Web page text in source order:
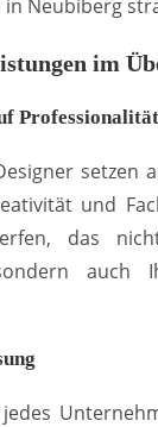
Neubiberg
im
Professionalität
setzen
und
das
auch